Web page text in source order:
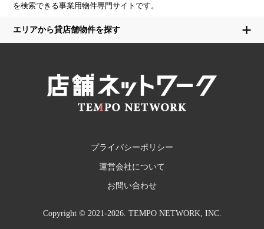
を検索できる事業用物件専門サイトです。
エリアから貸店舗物件を探す
プライバシーポリシー
運営会社について
お問い合わせ
Copyright © 2021-2026. TEMPO NETWORK, INC.